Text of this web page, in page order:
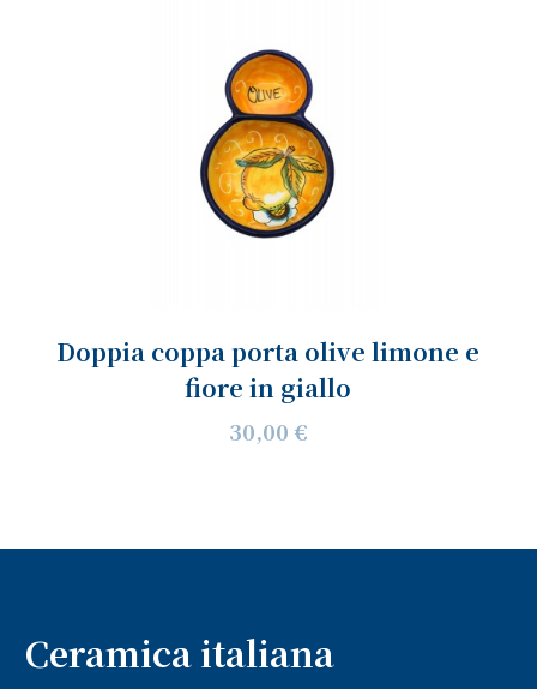
Doppia coppa porta olive limone e
fiore in giallo
30,00 €
Ceramica italiana